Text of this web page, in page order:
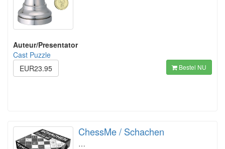
Auteur/Presentator
Cast Puzzle
EUR23.95
Bestel NU
ChessMe / Schachen
…